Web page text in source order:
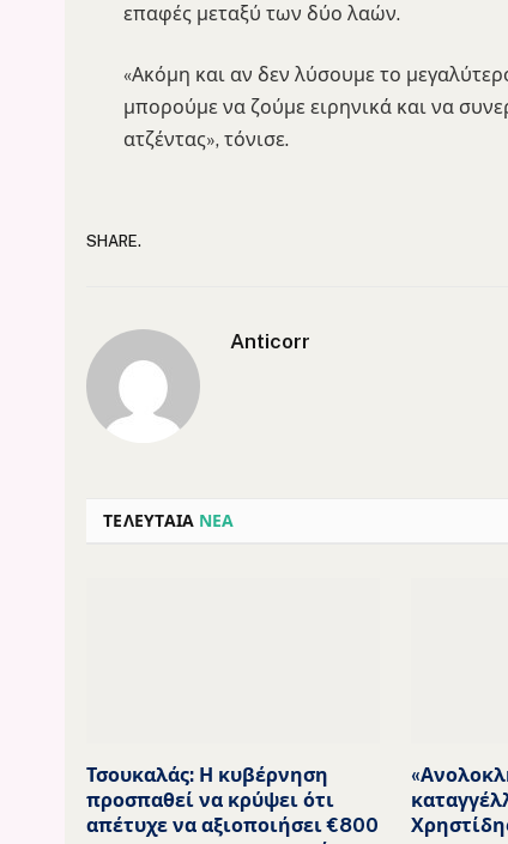
επαφές μεταξύ των δύο λαών.
«Ακόμη και αν δεν λύσουμε το
μπορούμε να ζούμε ειρηνικά και να
ατζέντας», τόνισε.
SHARE.
Anticorr
ΤΕΛΕΥΤΑΙΑ ΝΕΑ
Τσουκαλάς: Η κυβέρνηση
προσπαθεί να κρύψει ότι
απέτυχε να αξιοποιήσει €800